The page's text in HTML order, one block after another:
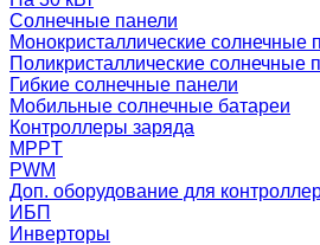
Солнечные панели
Монокристаллические солнечные
Поликристаллические солнечные
Гибкие солнечные панели
Мобильные солнечные батареи
Контроллеры заряда
MPPT
PWM
Доп. оборудование для
ИБП
Инверторы